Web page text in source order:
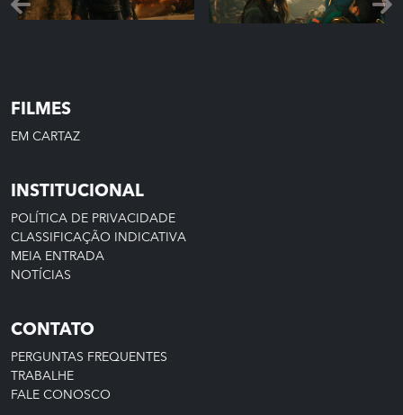
FILMES
EM CARTAZ
INSTITUCIONAL
POLÍTICA DE PRIVACIDADE
CLASSIFICAÇÃO INDICATIVA
MEIA ENTRADA
NOTÍCIAS
CONTATO
PERGUNTAS FREQUENTES
TRABALHE
FALE CONOSCO